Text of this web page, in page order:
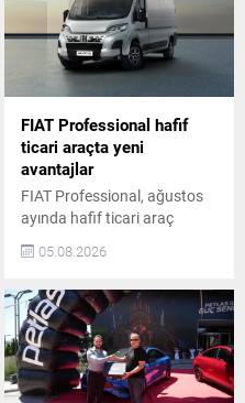
FIAT Professional hafif
ticari araçta yeni
avantajlar
FIAT Professional, ağustos
ayında hafif ticari araç
avantajlı satın alma
Scudo, Ulysse, Ducato ve
Doblo modellerinde 1 milyon
TL’ye varan kredi seçenekleri
veya model bazlı 150 bin
TL’ye varan nakit indirim
05.08.2026